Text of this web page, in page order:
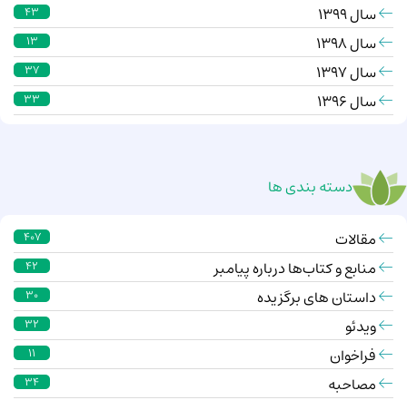
سال 1399 43
سال 1398 13
سال 1397 37
سال 1396 33
دسته بندی ها
مقالات 407
منابع و کتاب‌ها درباره پیامبر 42
داستان های برگزیده 30
ویدئو 32
فراخوان 11
مصاحبه 34